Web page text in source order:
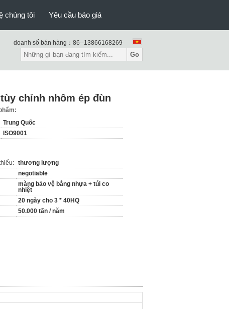
chúng tôi Yêu cầu báo giá
doanh số bán hàng： 86--13866168269
Go
chỉnh nhôm ép đùn
Trung Quốc
ISO9001
thương lượng
negotiable
màng bảo vệ bằng nhựa + túi co
nhiệt
20 ngày cho 3 * 40HQ
50.000 tấn / năm